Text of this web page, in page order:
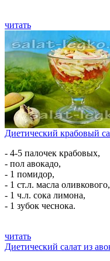
читать
Диетический крабовый
- 4-5 палочек крабовых,
- пол авокадо,
- 1 помидор,
- 1 ст.л. масла оливкового,
- 1 ч.л. сока лимона,
- 1 зубок чеснока.
читать
Диетический салат из